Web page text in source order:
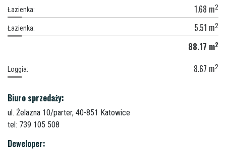
Łazienka: 1.68 m2
Łazienka: 5.51 m2
88.17 m2
Loggia: 8.67 m2
Biuro sprzedaży:
ul. Żelazna 10/parter, 40-851 Katowice
tel: 739 105 508
Deweloper: